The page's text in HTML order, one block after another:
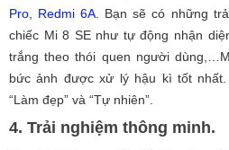
Pro, Redmi 6A. Bạn sẽ có những
chiếc Mi 8 SE như tự động nhận
trắng theo thói quen người
bức ảnh được xử lý hậu kì tốt
“Làm đẹp” và “Tự nhiên”.
4. Trải nghiệm thông minh.